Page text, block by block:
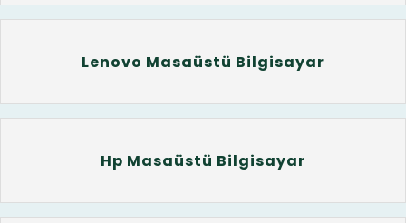
Lenovo Masaüstü Bilgisayar
Hp Masaüstü Bilgisayar